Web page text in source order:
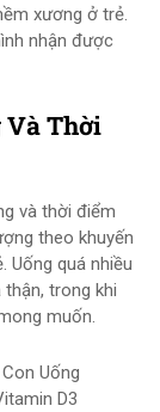
xương ở trẻ.
nhận được
Và Thời
và thời điểm
theo khuyến
Uống quá nhiều
trong khi
muốn.